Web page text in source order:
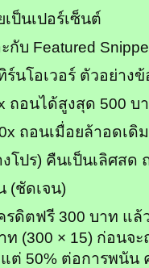
ป็นเปอร์เซ็นต์
กับ Featured
ร์นโอเวอร์ ตัวอย่าง
ถอนได้สูงสุด 500 บ
ถอนเมื่อยล้าอดเ
โปร) คืนเป็นเลิศสด
(ชัดเจน)
ดิตฟรี 300 บาท แ
(300 × 15) ก่อนจ
ต่ 50% ต่อการพนัน